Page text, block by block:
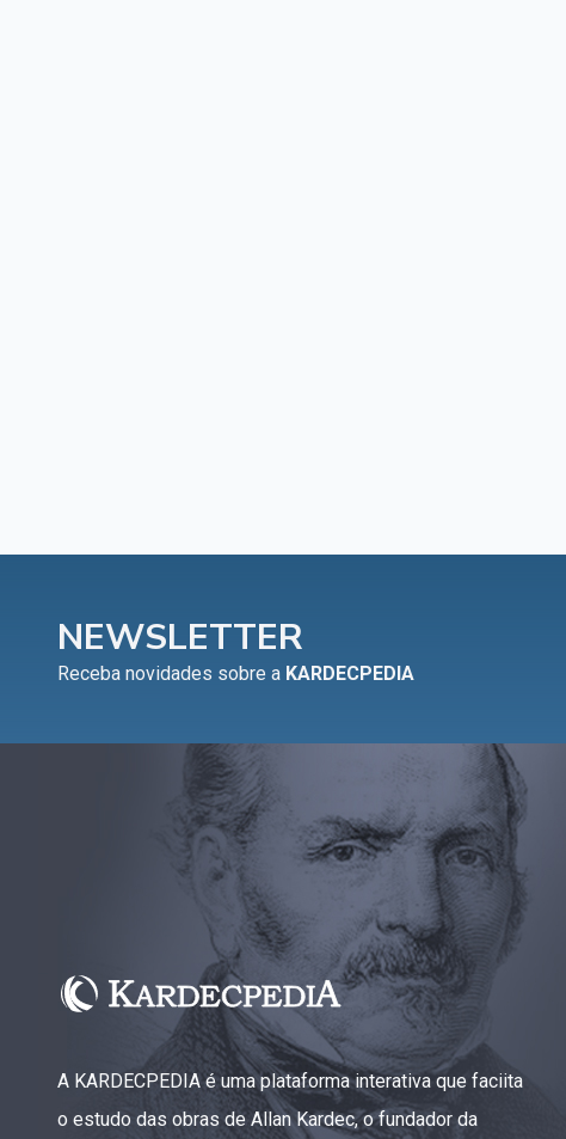
NEWSLETTER
Receba novidades sobre a KARDECPEDIA
A KARDECPEDIA é uma plataforma interativa que faciita
o estudo das obras de Allan Kardec, o fundador da